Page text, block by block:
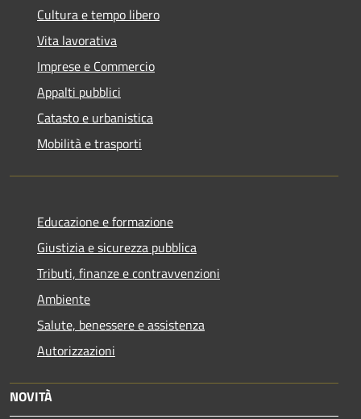
Cultura e tempo libero
Vita lavorativa
Imprese e Commercio
Appalti pubblici
Catasto e urbanistica
Mobilità e trasporti
Educazione e formazione
Giustizia e sicurezza pubblica
Tributi, finanze e contravvenzioni
Ambiente
Salute, benessere e assistenza
Autorizzazioni
NOVITÀ